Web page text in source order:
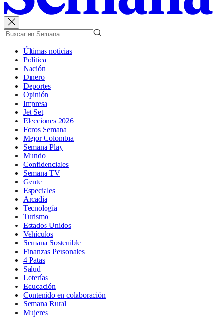
Últimas noticias
Política
Nación
Dinero
Deportes
Opinión
Impresa
Jet Set
Elecciones 2026
Foros Semana
Mejor Colombia
Semana Play
Mundo
Confidenciales
Semana TV
Gente
Especiales
Arcadia
Tecnología
Turismo
Estados Unidos
Vehículos
Semana Sostenible
Finanzas Personales
4 Patas
Salud
Loterías
Educación
Contenido en colaboración
Semana Rural
Mujeres